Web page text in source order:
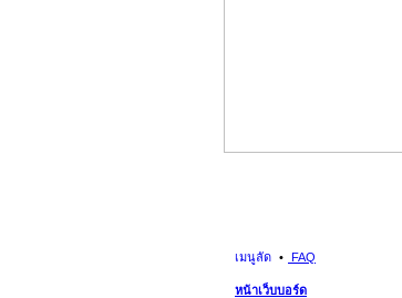
เมนูลัด FAQ
หน้าเว็บบอร์ด